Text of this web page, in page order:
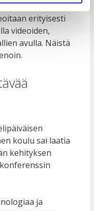
nuoret myös
erityisesti
videoiden,
avulla. Näistä
koulu sai laatia
kehityksen
ja